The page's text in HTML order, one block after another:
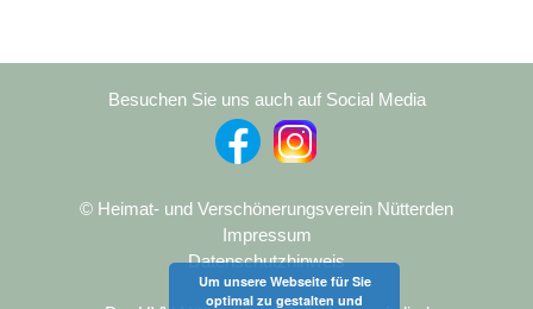
Besuchen Sie uns auch auf Social Media
© Heimat- und Verschönerungsverein Nütterden
Impressum
Datenschutzhinweis
Um unsere Webseite für Sie
optimal zu gestalten und